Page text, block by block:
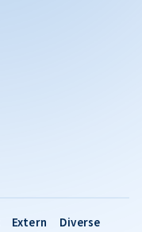
Extern Diverse